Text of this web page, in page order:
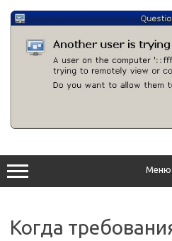
содержимому
Меню
Когда